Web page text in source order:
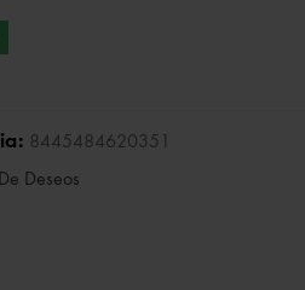
8445484620351
Deseos